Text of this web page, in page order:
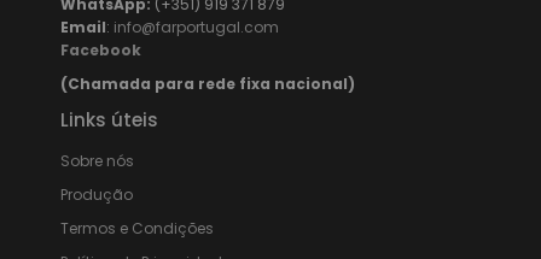
Email: info@farportugal.com
Facebook
(Chamada para rede fixa nacional)
Links úteis
Sobre nós
Produção
Termos e Condições